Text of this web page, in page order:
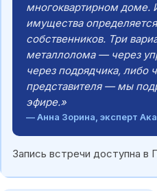
многоквартирном доме.
имущества
собственников. Три
металлолома — через
через подрядчика, либо
представителя — мы
эфире.»
— Анна Зорина, эксперт
Запись встречи доступна в